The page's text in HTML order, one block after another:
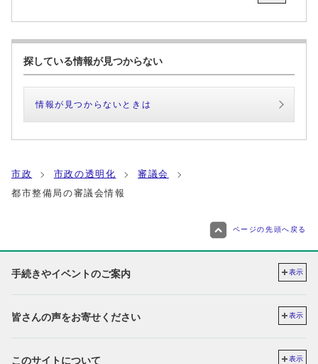
探している情報が見つからない
情報が見つからないときは
市政 市政の透明化
審議会
都市整備局の審議会情報
ページの先頭へ戻る
手続きやイベントのご案内 表示
皆さんの声をお寄せください 表示
このサイトについて 表示